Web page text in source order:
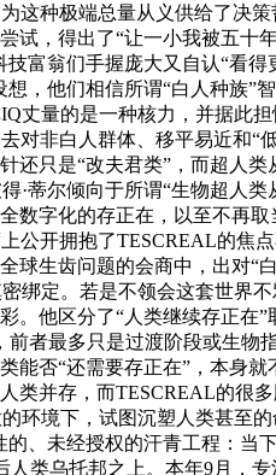
这种极端总量从义供给了决
试，得出了“让一小我被五十
富翁们手握庞大又自认“看
，他们相信所谓“白人种族”
丈量的是一种核力，并据此
对非白人群体、移平易近和“
还只是“改夫君类”，而超人
·蒂尔倾向于所谓“生物超人
字化的存正在，以至不再取
公开拥抱了TESCREAL的焦
球生齿问题的会商中，出对“
绑定。若是不领会这套世界
他区分了“人类继续存正在”
者最多只是过渡阶段或生物
能否“还需要存正在”，本身
类并存，而TESCREAL的很
境下，试图沉塑人类甚至
、未经授权的汗青工程：当
类乌托邦之上。本年9月，